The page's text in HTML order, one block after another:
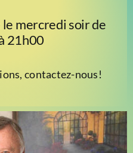
le mercredi soir de
21h00
contactez-nous!